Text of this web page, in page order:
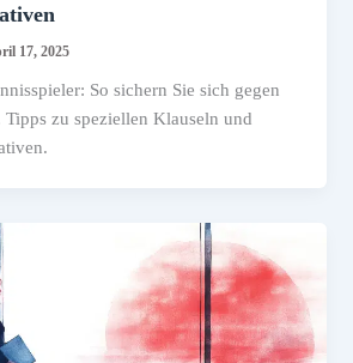
17, 2025
So sichern Sie sich gegen
zu speziellen Klauseln und